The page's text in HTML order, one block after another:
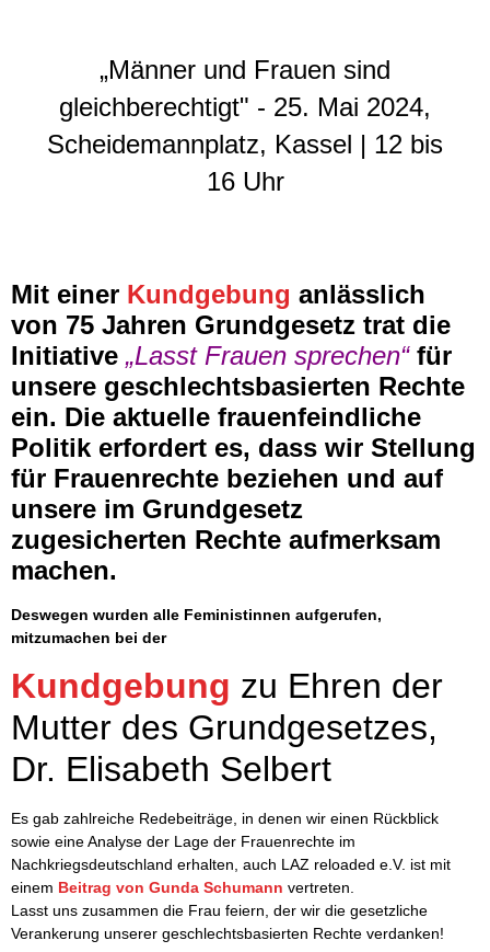
„Männer und Frauen sind
gleichberechtigt" - 25. Mai 2024,
Scheidemannplatz, Kassel | 12 bis
16 Uhr
Mit einer Kundgebung anlässlich
von 75 Jahren Grundgesetz trat die
Initiative „Lasst Frauen sprechen“für
unsere geschlechtsbasierten Rechte
ein. Die aktuelle frauenfeindliche
Politik erfordert es, dass wir Stellung
für Frauenrechte beziehen und auf
unsere im Grundgesetz
zugesicherten Rechte aufmerksam
machen.
Deswegen wurden alle Feministinnen aufgerufen,
mitzumachen bei der
Kundgebung zu Ehren der
Mutter des Grundgesetzes,
Dr. Elisabeth Selbert
Es gab zahlreiche Redebeiträge, in denen wir einen Rückblick
sowie eine Analyse der Lage der Frauenrechte im
Nachkriegsdeutschland erhalten, auch LAZ reloaded e.V. ist mit
einem Beitrag von Gunda Schumann vertreten.
Lasst uns zusammen die Frau feiern, der wir die gesetzliche
Verankerung unserer geschlechtsbasierten Rechte verdanken!